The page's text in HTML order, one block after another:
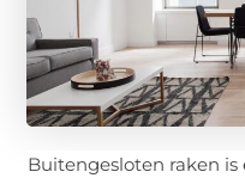
Buitengesloten raken